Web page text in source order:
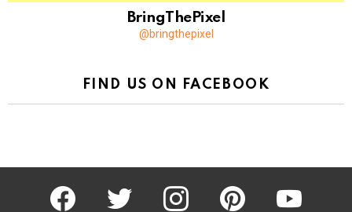
BringThePixel
@bringthepixel
FIND US ON FACEBOOK
facebook twitter instagram pinterest youtube